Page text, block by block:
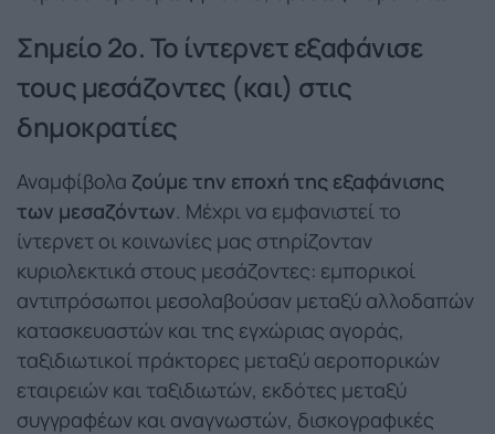
Σημείο 2ο. Το ίντερνετ εξαφάνισε
τους μεσάζοντες (και) στις
δημοκρατίες
Αναμφίβολα ζούμε την εποχή της εξαφάνισης
των μεσαζόντων. Μέχρι να εμφανιστεί το
ίντερνετ οι κοινωνίες μας στηρίζονταν
κυριολεκτικά στους μεσάζοντες: εμπορικοί
αντιπρόσωποι μεσολαβούσαν μεταξύ αλλοδαπών
κατασκευαστών και της εγχώριας αγοράς,
ταξιδιωτικοί πράκτορες μεταξύ αεροπορικών
εταιρειών και ταξιδιωτών, εκδότες μεταξύ
συγγραφέων και αναγνωστών, δισκογραφικές